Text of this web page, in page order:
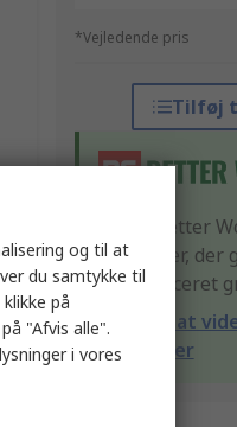
*Vejledende pris
Tilføj
Vores Better
produkter, der
et certificeret
Få mere at
produkter
og til at
du samtykke til
på
"Afvis alle".
i vores